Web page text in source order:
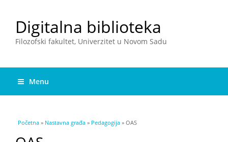
Digitalna biblioteka
Filozofski fakultet, Univerzitet u Novom Sadu
Menu
You are here
Početna » Nastavna građa » Pedagogija » OAS